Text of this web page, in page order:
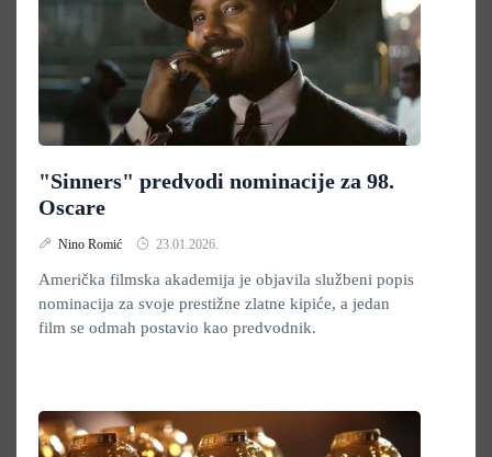
"Sinners" predvodi nominacije za 98.
Oscare
Nino Romić 23.01.2026.
Američka filmska akademija je objavila službeni popis
nominacija za svoje prestižne zlatne kipiće, a jedan
film se odmah postavio kao predvodnik.